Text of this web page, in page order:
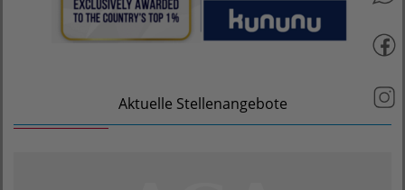
Aktuelle Stellenangebote